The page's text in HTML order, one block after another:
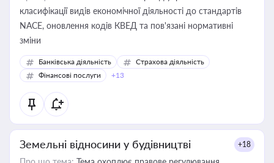
класифікації видів економічної діяльності до стандартів
NACE, оновлення кодів КВЕД та пов'язані нормативні
зміни
Банківська діяльність
Страхова діяльність
Фінансові послуги
+13
Земельні відносини у будівництві +18